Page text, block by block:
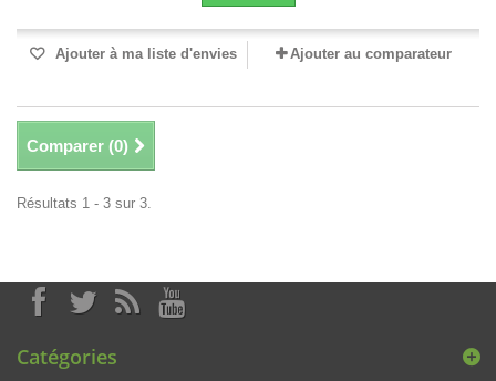
Ajouter à ma liste d'envies Ajouter au comparateur
Comparer (0)
Résultats 1 - 3 sur 3.
Catégories